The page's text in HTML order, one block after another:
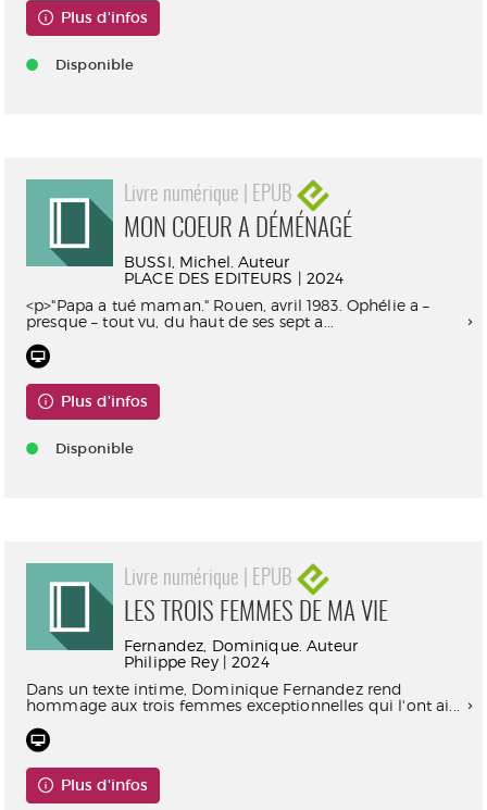
Plus d'infos
Disponible
Livre numérique | EPUB
MON COEUR A DÉMÉNAGÉ
BUSSI, Michel. Auteur
PLACE DES EDITEURS | 2024
<p>"Papa a tué maman." Rouen, avril 1983. Ophélie a –
presque – tout vu, du haut de ses sept a...
Plus d'infos
Disponible
Livre numérique | EPUB
LES TROIS FEMMES DE MA VIE
Fernandez, Dominique. Auteur
Philippe Rey | 2024
Dans un texte intime, Dominique Fernandez rend
hommage aux trois femmes exceptionnelles qui l'ont ai...
Plus d'infos